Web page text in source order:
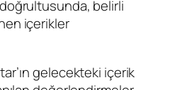
belirli
içerikler
gelecekteki içerik